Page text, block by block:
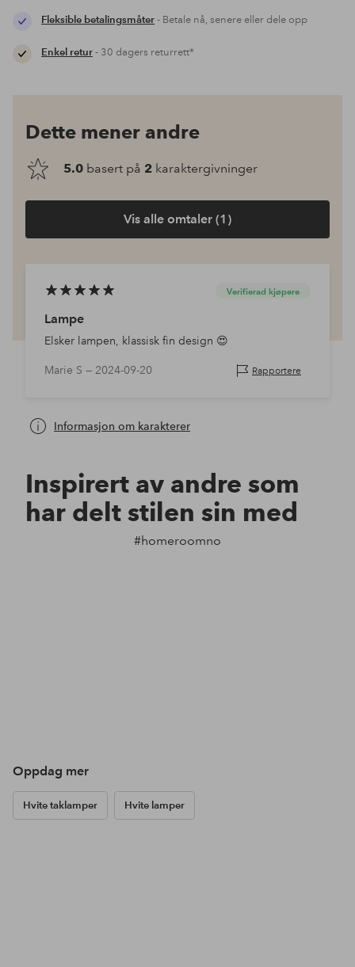
Fleksible betalingsmåter- Betale nå, senere eller dele opp
Enkel retur- 30 dagers returrett*
Dette mener andre
5.0 basert på 2 karaktergivninger
Vis alle omtaler (1)
Verifierad kjøpere
Lampe
Elsker lampen, klassisk fin design 😍
Marie S — 2024-09-20 Rapportere
Informasjon om karakterer
Inspirert av andre som
har delt stilen sin med
#homeroomno
Oppdag mer
Hvite taklamper Hvite lamper